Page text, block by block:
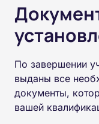
По завершении
выданы все
документы,
вашей